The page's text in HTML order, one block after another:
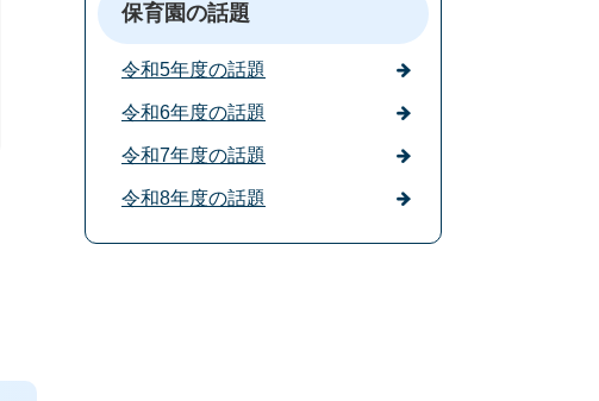
保育園の話題
令和5年度の話題
令和6年度の話題
令和7年度の話題
令和8年度の話題